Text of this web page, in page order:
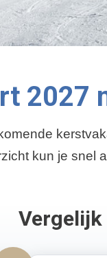
2027
kun je snel
Vergelijk